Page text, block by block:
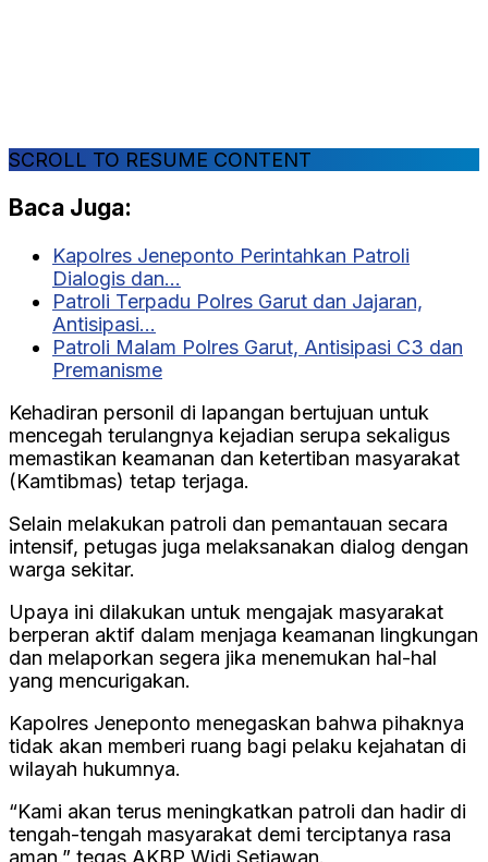
SCROLL TO RESUME CONTENT
Baca Juga:
Kapolres Jeneponto Perintahkan Patroli
Dialogis dan…
Patroli Terpadu Polres Garut dan Jajaran,
Antisipasi…
Patroli Malam Polres Garut, Antisipasi C3 dan
Premanisme
Kehadiran personil di lapangan bertujuan untuk
mencegah terulangnya kejadian serupa sekaligus
memastikan keamanan dan ketertiban masyarakat
(Kamtibmas) tetap terjaga.
Selain melakukan patroli dan pemantauan secara
intensif, petugas juga melaksanakan dialog dengan
warga sekitar.
Upaya ini dilakukan untuk mengajak masyarakat
berperan aktif dalam menjaga keamanan lingkungan
dan melaporkan segera jika menemukan hal-hal
yang mencurigakan.
Kapolres Jeneponto menegaskan bahwa pihaknya
tidak akan memberi ruang bagi pelaku kejahatan di
wilayah hukumnya.
“Kami akan terus meningkatkan patroli dan hadir di
tengah-tengah masyarakat demi terciptanya rasa
aman,” tegas AKBP Widi Setiawan.